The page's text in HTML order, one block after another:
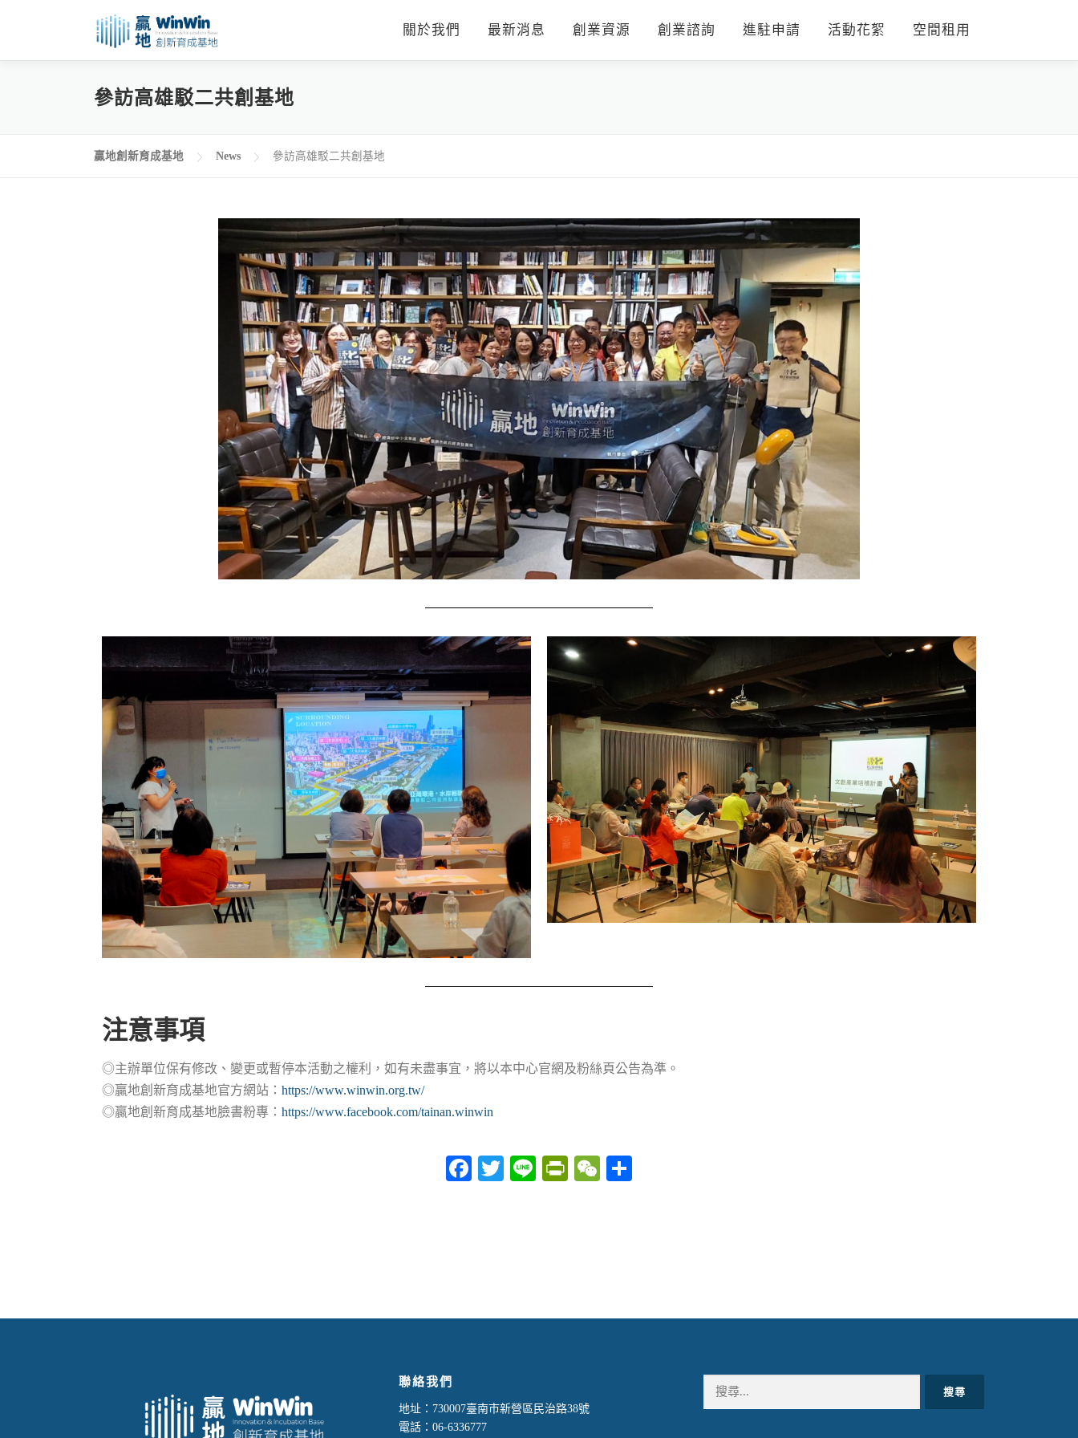
關於我們 最新消息 創業資源 創業諮詢 進駐申請 活動花絮 空間租用
參訪高雄駁二共創基地
贏地創新育成基地 News 參訪高雄駁二共創基地
注意事項
◎主辦單位保有修改、變更或暫停本活動之權利，如有未盡事宜，將以本中心官網及粉絲頁公告為準。
◎贏地創新育成基地官方網站： https://www.winwin.org.tw/
◎贏地創新育成基地臉書粉專： https://www.facebook.com/tainan.winwin
Facebook
Twitter
LinePrintFriendly
WeChat
聯絡我們
地址：730007臺南市新營區民治路38號
電話：06-6336777